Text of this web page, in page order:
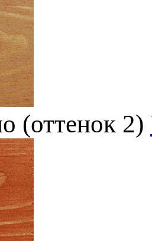
(оттенок 2)